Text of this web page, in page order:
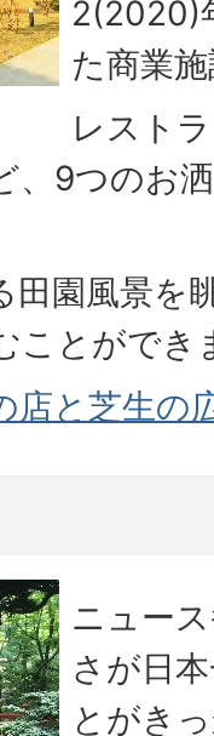
2(2020)
た商業
レスト
、9つのお
田園風景を
ことができ
と芝生の
ニュー
さが日
とがき